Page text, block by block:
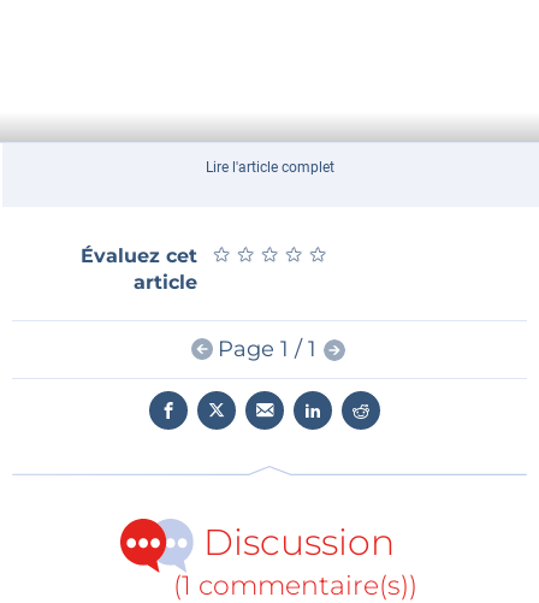
Lire l'article complet
Évaluez cet
article
★ ★ ★ ★ ★
★ ★ ★ ★ ★
Page 1 / 1
Discussion
(1 commentaire(s))